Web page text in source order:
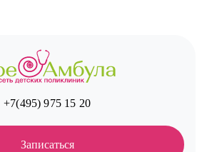
+7(495) 975 15 20
Записаться